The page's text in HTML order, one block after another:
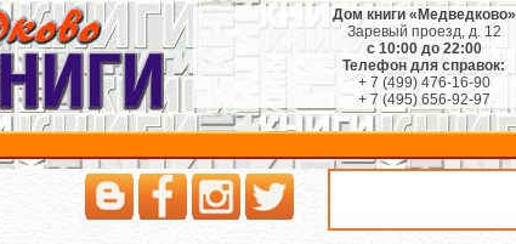
Дом книги «Медведково»
Заревый проезд, д. 12
с 10:00 до 22:00
Телефон для справок:
+ 7 (499) 476-16-90
+ 7 (495) 656-92-97